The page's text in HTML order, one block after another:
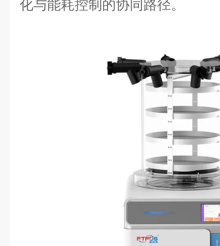
化与能耗控制的协同路径。